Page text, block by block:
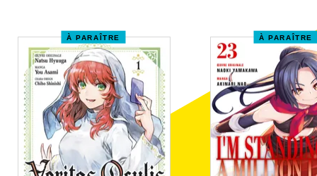
À PARAÎTRE À PARAÎTRE